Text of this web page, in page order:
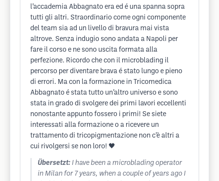
l’accademia Abbagnato era ed é una spanna sopra
tutti gli altri. Straordinario come ogni componente
del team sia ad un livello di bravura mai vista
altrove. Senza indugio sono andata a Napoli per
fare il corso e ne sono uscita formata alla
perfezione. Ricordo che con il microblading il
percorso per diventare brava é stato lungo e pieno
di errori. Ma con la formazione in Tricomedica
Abbagnato é stata tutto un’altro universo e sono
stata in grado di svolgere dei primi lavori eccellenti
nonostante appunto fossero i primi! Se siete
interessati alla formazione o a ricevere un
trattamento di tricopigmentazione non c’è altri a
cui rivolgersi se non loro! 🖤
Übersetzt: I have been a microblading operator
in Milan for 7 years, when a couple of years ago I